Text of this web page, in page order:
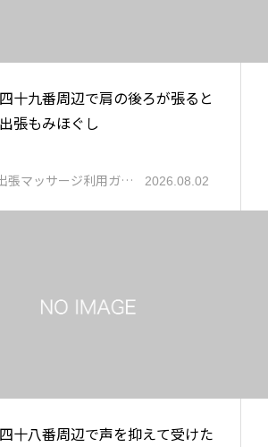
十九番周辺で肩の後ろが張ると
張もみほぐし
張マッサージ利用ガ… 2026.08.02
十八番周辺で声を抑えて受けた